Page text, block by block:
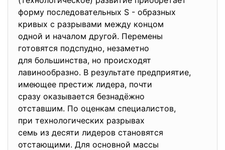
форму последовательных S - образных
кривых с разрывами между концом
одной и началом другой. Перемены
готовятся подспудно, незаметно
для большинства, но происходят
лавинообразно. В результате предприятие,
имеющее престиж лидера, почти
сразу оказывается безнадёжно
отставшим. По оценкам специалистов,
при технологических разрывах
семь из десяти лидеров становятся
отстающими. Для основной массы